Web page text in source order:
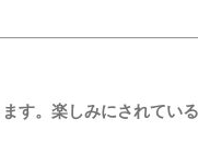
す。楽しみにされてい